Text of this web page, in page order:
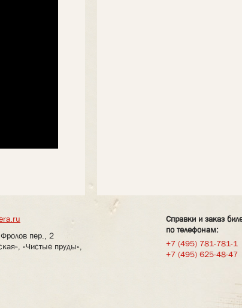
пер., 2
«Чистые пруды»,
Справки и заказ
по телефонам:
+7 (495) 781-781-1
+7 (495) 625-48-47